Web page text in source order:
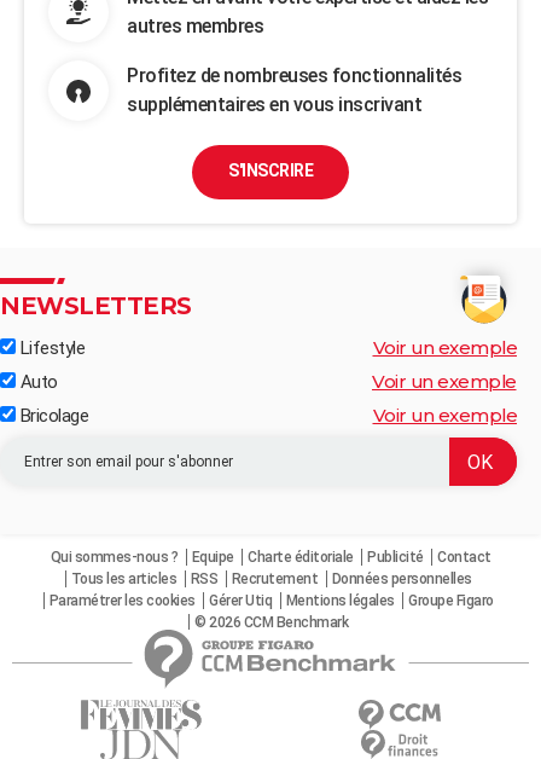
autres membres
Profitez de nombreuses fonctionnalités
supplémentaires en vous inscrivant
S'INSCRIRE
NEWSLETTERS
Lifestyle Voir un exemple
Auto Voir un exemple
Bricolage Voir un exemple
Qui sommes-nous ? Equipe Charte éditoriale Publicité
Contact
Tous les articles
RSS Recrutement
Données personnelles
Paramétrer les cookies
Gérer Utiq Mentions légales
Groupe Figaro
© 2026 CCM Benchmark